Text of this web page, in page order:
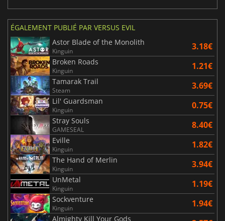
ÉGALEMENT PUBLIÉ PAR VERSUS EVIL
Astor Blade of the Monolith
Kinguin 3.18€
Broken Roads
Kinguin 1.21€
Tamarak Trail
Steam 3.69€
Lil' Guardsman
Kinguin 0.75€
Stray Souls
GAMESEAL 8.40€
Eville
Kinguin 1.82€
The Hand of Merlin
Kinguin 3.94€
UnMetal
Kinguin 1.19€
Sockventure
Kinguin 1.94€
Almighty Kill Your Gods